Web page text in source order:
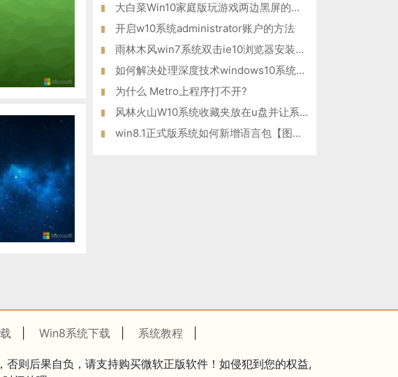
大白菜Win10家庭版玩游戏两边黑屏的解决方案
开启w10系统administrator账户的方法
雨林木风win7系统双击ie10浏览器安装程序无法启动怎么办？
如何解决处理深度技术windows10系统弹出无法验证发行者问题
为什么 Metro上程序打不开?
风林火山W10系统收藏夹放在u盘并让系统自动调用收藏夹内容的方法
win8.1正式版系统如何新增语言包【图文教程】
Win8系统下载 系统教程
则后果自负，请支持购买微软正版软件！如侵犯到您的权益,